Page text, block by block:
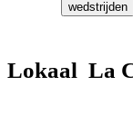
Lokaal La